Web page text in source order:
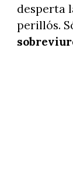
desperta
perillós.